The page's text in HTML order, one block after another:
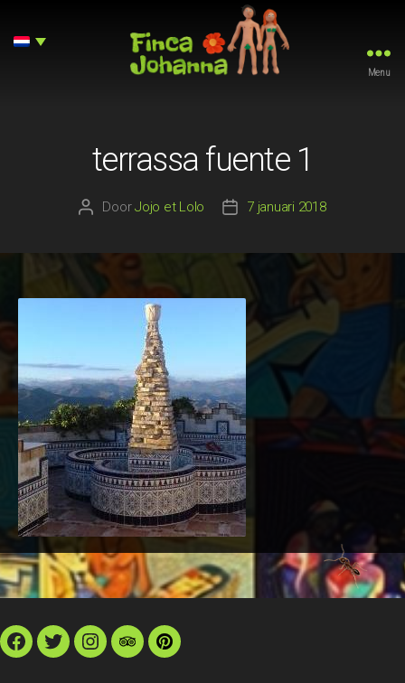
Menu
terrassa fuente 1
Berichtauteur
DoorJojo et Lolo Berichtdatum
7 januari 2018
Facebook
TwitterInstagramTripAdvisor
Pinterest